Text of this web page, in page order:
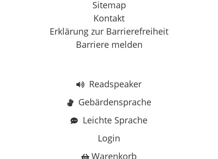
Sitemap
Kontakt
Erklärung zur Barrierefreiheit
Barriere melden
Readspeaker
Gebärdensprache
Leichte Sprache
Login
Warenkorb